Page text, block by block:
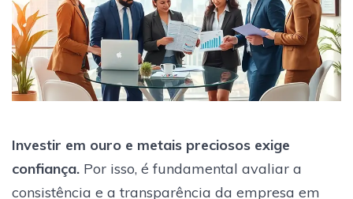
Investir em ouro e metais preciosos exige
confiança. Por isso, é fundamental avaliar a
consistência e a transparência da empresa em